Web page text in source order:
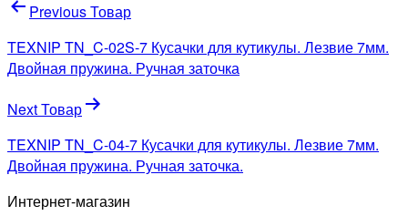
Навигация
по
записям
Previous Товар
TEXNIP TN_C-02S-7 Кусачки для кутикулы. Лезвие 7мм.
Двойная пружина. Ручная заточка
Next Товар
TEXNIP TN_C-04-7 Кусачки для кутикулы. Лезвие 7мм.
Двойная пружина. Ручная заточка.
Интернет-магазин